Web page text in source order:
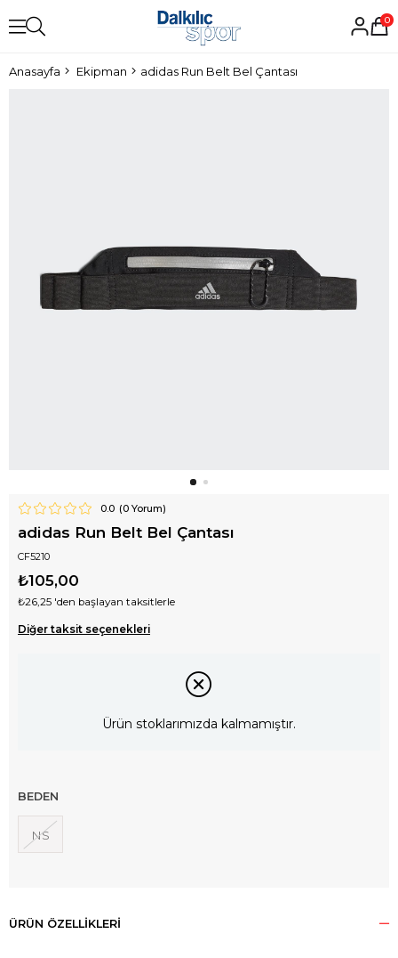
0
Anasayfa Ekipman adidas Run Belt Bel Çantası
0.0 (0Yorum)
adidas Run Belt Bel Çantası
CF5210
₺105,00
₺26,25 'den başlayan taksitlerle
Diğer taksit seçenekleri
Ürün stoklarımızda kalmamıştır.
BEDEN
NS
ÜRÜN ÖZELLIKLERI